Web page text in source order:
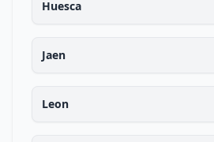
Huesca
Jaen
Leon